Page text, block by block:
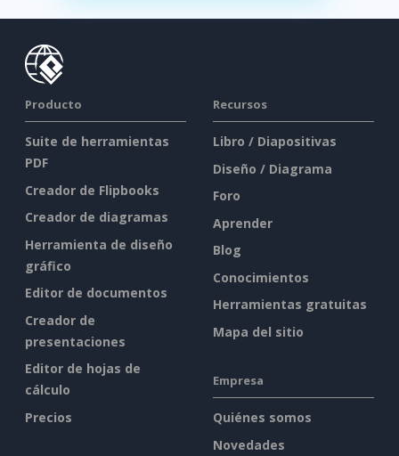
Producto
Suite de herramientas
PDF
Creador de Flipbooks
Creador de diagramas
Herramienta de diseño
gráfico
Editor de documentos
Creador de
presentaciones
Editor de hojas de
cálculo
Precios
Recursos
Libro / Diapositivas
Diseño / Diagrama
Foro
Aprender
Blog
Conocimientos
Herramientas gratuitas
Mapa del sitio
Empresa
Quiénes somos
Novedades